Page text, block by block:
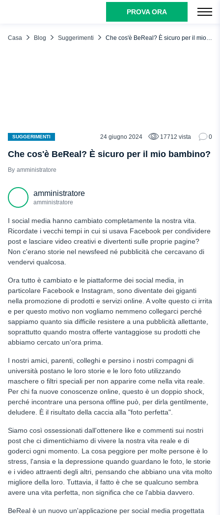
PROVA ORA
Casa Blog Suggerimenti Che cos'è BeReal? È sicuro per il mio bambino?
SUGGERIMENTI 24 giugno 2024 17712 vista 0
Che cos'è BeReal? È sicuro per il mio bambino?
amministratore
amministratore
amministratore
I social media hanno cambiato completamente la nostra vita.
Ricordate i vecchi tempi in cui si usava Facebook per condividere
post e lasciare video creativi e divertenti sulle proprie pagine?
Non c'erano storie nel newsfeed né pubblicità che cercavano di
vendervi qualcosa.
Ora tutto è cambiato e le piattaforme dei social media, in
particolare Facebook e Instagram, sono diventate dei giganti
nella promozione di prodotti e servizi online. A volte questo ci irrita
e per questo motivo non vogliamo nemmeno collegarci perché
sappiamo quanto sia difficile resistere a una pubblicità allettante,
soprattutto quando mostra offerte vantaggiose su prodotti che
abbiamo cercato un'ora prima.
I nostri amici, parenti, colleghi e persino i nostri compagni di
università postano le loro storie e le loro foto utilizzando
maschere o filtri speciali per non apparire come nella vita reale.
Per chi fa nuove conoscenze online, questo è un doppio shock,
perché incontrare una persona offline può, per dirla gentilmente,
deludere. È il risultato della caccia alla "foto perfetta".
Siamo così ossessionati dall'ottenere like e commenti sui nostri
post che ci dimentichiamo di vivere la nostra vita reale e di
goderci ogni momento. La cosa peggiore per molte persone è lo
stress, l'ansia e la depressione quando guardano le foto, le storie
e i video attraenti degli altri, pensando che abbiano una vita molto
migliore della loro. Tuttavia, il fatto è che se qualcuno sembra
avere una vita perfetta, non significa che ce l'abbia davvero.
BeReal è un nuovo un'applicazione per social media progettata
Che cos'è BeReal?
Contenuto inappropriato
Comunicazione indesiderata
Che cosa devono sapere i genitori di BeReal?
Pro e contro dell'app BeReal
Come proteggere i vostri figli se usano BeReal?
Come può aiutare uMobix?
Inoltre, uMobix può bloccare altre app pericolose, giochi e
persino app di incontri, impedendo loro di condividere dati
sensibili. Può anche bloccare il porno, chiamatee persino il
loro dispositivo, fornendo una protezione completa per il
bambino in caso di emergenza.
Conclusione
FAQ